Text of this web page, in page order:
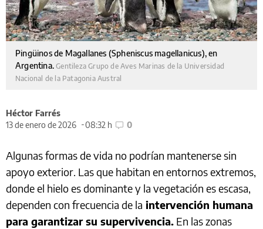
Pingüinos de Magallanes (Spheniscus magellanicus), en
Argentina.Gentileza Grupo de Aves Marinas de la Universidad
Nacional de la Patagonia Austral
Héctor Farrés
13 de enero de 2026
08:32 h 0
Algunas formas de vida no podrían mantenerse sin
apoyo exterior. Las que habitan en entornos extremos,
donde el hielo es dominante y la vegetación es escasa,
dependen con frecuencia de la intervención humana
para garantizar su supervivencia. En las zonas